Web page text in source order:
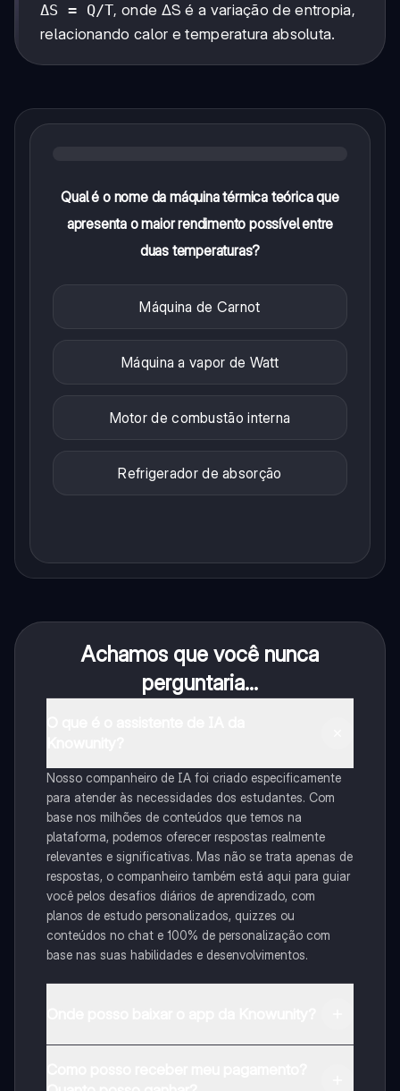
ΔS = Q/T, onde ΔS é a variação de entropia,
relacionando calor e temperatura absoluta.
Qual é o nome da máquina térmica teórica que
apresenta o maior rendimento possível entre
duas temperaturas?
Máquina de Carnot
Máquina a vapor de Watt
Motor de combustão interna
Refrigerador de absorção
Achamos que você nunca
perguntaria...
Nosso companheiro de IA foi criado especificamente
para atender às necessidades dos estudantes. Com
base nos milhões de conteúdos que temos na
plataforma, podemos oferecer respostas realmente
relevantes e significativas. Mas não se trata apenas de
respostas, o companheiro também está aqui para guiar
você pelos desafios diários de aprendizado, com
planos de estudo personalizados, quizzes ou
conteúdos no chat e 100% de personalização com
base nas suas habilidades e desenvolvimentos.